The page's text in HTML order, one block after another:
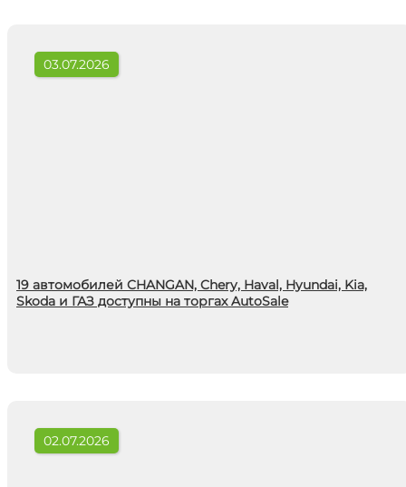
03.07.2026
19 автомобилей CHANGAN, Chery, Haval, Hyundai, Kia,
Skoda и ГАЗ доступны на торгах AutoSale
02.07.2026